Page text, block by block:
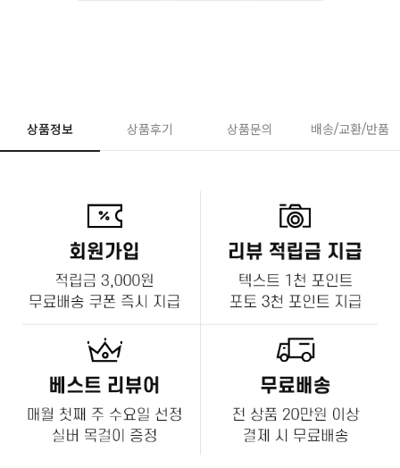
상품정보 상품후기 상품문의 배송/교환/반품